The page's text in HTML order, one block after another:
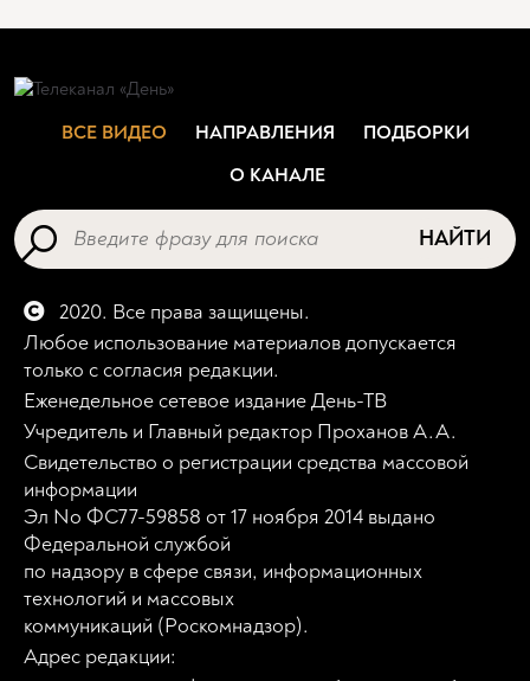
ВСЕ ВИДЕО НАПРАВЛЕНИЯ
ПОДБОРКИ
О КАНАЛЕ
НАЙТИ
2020. Все права защищены.
Любое использование материалов допускается
только с согласия редакции.
Еженедельное сетевое издание День-ТВ
Учредитель и Главный редактор Проханов А.А.
Свидетельство о регистрации средства массовой
информации
Эл No ФС77-59858 от 17 ноября 2014 выдано
Федеральной службой
по надзору в сфере связи, информационных
технологий и массовых
коммуникаций (Роскомнадзор).
Адрес редакции: